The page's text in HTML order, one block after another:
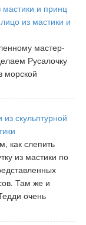
мастики и принц
из мастики и
мастер-
Русалочку
морской
скульптурной
как слепить
из мастики по
Там же и
очень